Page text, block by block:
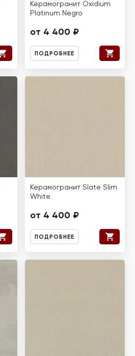
Керамогранит Oxidium
Platinum Negro
от 4 400 ₽
ПОДРОБНЕЕ
Керамогранит Slate Slim
White
от 4 400 ₽
ПОДРОБНЕЕ